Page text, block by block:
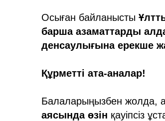
Осыған байланысты
барша азаматтарды
денсаулығына ерекше
Құрметті ата-аналар!
Балаларыңызбен жолда,
аясында өзін қауіпсіз